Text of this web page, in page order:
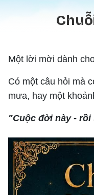
Một lời mời dành
Có một câu hỏi mà
mưa, hay một
"Cuộc đời này - rồi